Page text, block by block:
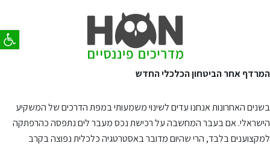
פתח
המרדף אחר הביטחון הכלכלי החדש
בשנים האחרונות אנחנו עדים לשינוי משמעותי במפת הדרכים של המשקיע
הישראלי. אם בעבר המחשבה על רכישת נכס מעבר לים נתפסה כהרפתקה
למקצוענים בלבד, הרי שהיום מדובר באסטרטגיה כלכלית נפוצה בקרב